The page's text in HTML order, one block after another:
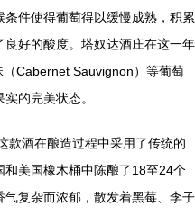
件使得葡萄得以缓慢成熟，积累
好的酸度。塔奴达酒庄在这一年
Cabernet Sauvignon）等葡萄
的完美状态。
款酒在酿造过程中采用了传统的
美国橡木桶中陈酿了18至24个
复杂而浓郁，散发着黑莓、李子